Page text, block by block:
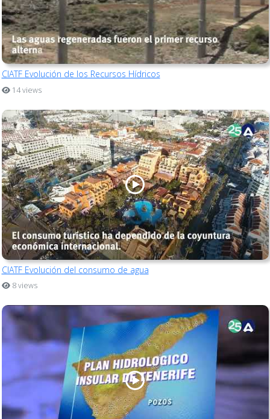
CIATF Evolución de los Recursos Hídricos
14 views
CIATF Evolución del consumo de agua
8 views